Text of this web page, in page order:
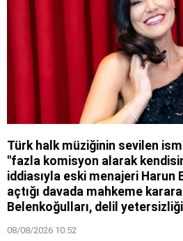
Türk halk müziğinin sevilen
"fazla komisyon alarak
iddiasıyla eski menajeri Harun
açtığı davada mahkeme karara
Belenkoğulları, delil
08/08/2026 10:52